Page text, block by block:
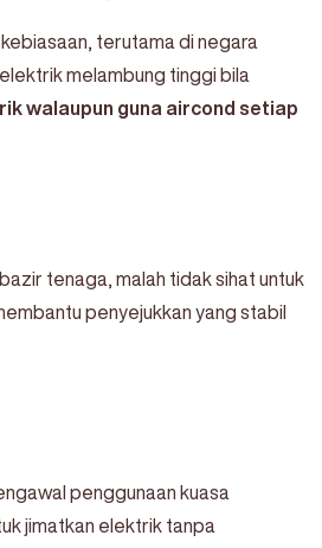
terutama di negara
melambung tinggi bila
walaupun guna aircond setiap
tenaga, malah tidak sihat untuk
penyejukkan yang stabil
penggunaan kuasa
jimatkan elektrik tanpa